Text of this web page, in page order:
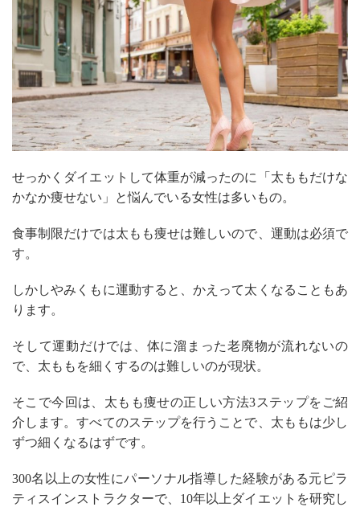
せっかくダイエットして体重が減ったのに「太ももだけな
かなか痩せない」と悩んでいる女性は多いもの。
食事制限だけでは太もも痩せは難しいので、運動は必須で
す。
しかしやみくもに運動すると、かえって太くなることもあ
ります。
そして運動だけでは、体に溜まった老廃物が流れないの
で、太ももを細くするのは難しいのが現状。
そこで今回は、太もも痩せの正しい方法3ステップをご紹
介します。すべてのステップを行うことで、太ももは少し
ずつ細くなるはずです。
300名以上の女性にパーソナル指導した経験がある元ピラ
ティスインストラクターで、10年以上ダイエットを研究し